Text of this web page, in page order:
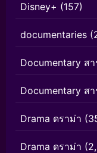
Disney+ (157)
documentaries
Documentary ส
Documentary ส
Drama ดราม่า
Drama ดราม่า